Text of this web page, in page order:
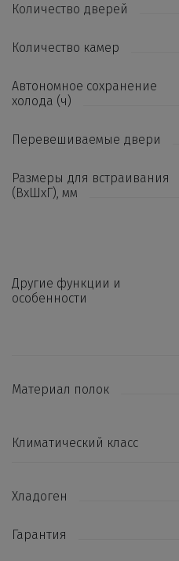
Количество дверей
Количество камер
Автономное сохранение
холода (ч)
Перевешиваемые двери
Размеры для встраивания
(ВхШхГ), мм
Другие функции и
особенности
Материал полок
Климатический класс
Хладоген
Гарантия